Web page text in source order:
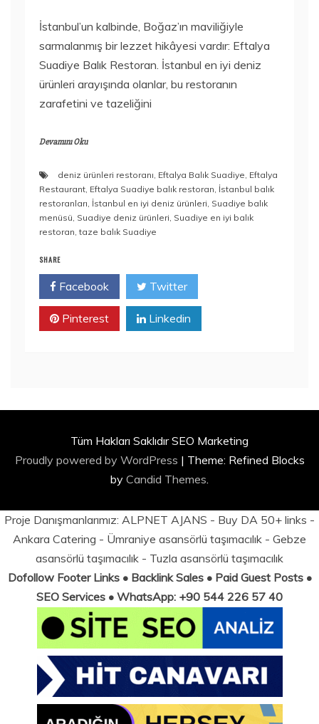
İstanbul’un kalbinde, Boğaz’ın maviliğiyle
sarmalanmış bir lezzet hikâyesi vardır: Eftalya
Suadiye Balık Restoran. İstanbul en iyi deniz
ürünleri arayışında olanlar, bu restoranın
zarafetini ve tazeliğini
Devamını Oku
deniz ürünleri restoranı, Eftalya Balık Suadiye, Eftalya
Restaurant, Eftalya Suadiye balık restoran, İstanbul balık
restoranları, İstanbul en iyi deniz ürünleri, Suadiye balık
menüsü, Suadiye deniz ürünleri, Suadiye en iyi balık
restoran,taze balık Suadiye
SHARE
Facebook Twitter
Pinterest Linkedin
Tüm Hakları Saklıdır SEO Marketing
Proudly powered by WordPress | Theme: Refined Blocks
by Candid Themes.
Proje Danışmanlarımız: ALPNET AJANS - Buy DA 50+ links -
Ankara Catering - Ümraniye asansörlü taşımacılık - Gebze
asansörlü taşımacılık - Tuzla asansörlü taşımacılık
Dofollow Footer Links • Backlink Sales • Paid Guest Posts •
SEO Services • WhatsApp: +90 544 226 57 40